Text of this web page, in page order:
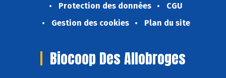
Protection des données
CGU
Gestion des cookies
Plan du site
Biocoop Des Allobroges